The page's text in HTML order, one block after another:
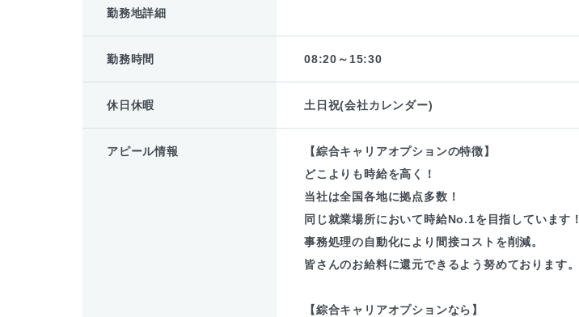
勤務地詳細
勤務時間 08:20～15:30
休日休暇 土日祝(会社カレンダー)
アピール情報
【綜合キャリアオプションの特徴】
どこよりも時給を高く！
当社は全国各地に拠点多数！
同じ就業場所において時給No.1を目指しています！
事務処理の自動化により間接コストを削減。
皆さんのお給料に還元できるよう努めております。
【綜合キャリアオプションなら】